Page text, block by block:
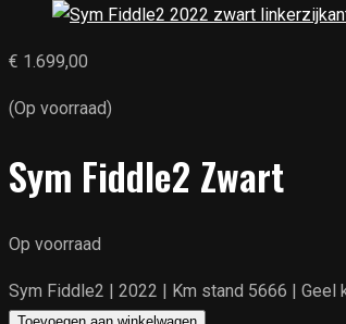
€ 1.699,00
(Op voorraad)
Sym Fiddle2 Zwart
Op voorraad
Sym Fiddle2 | 2022 | Km stand 5666 | Geel